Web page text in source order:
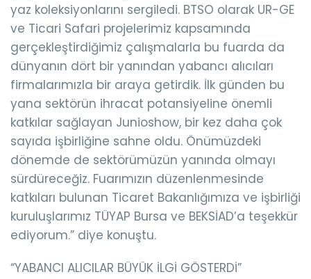
yaz koleksiyonlarını sergiledi. BTSO olarak UR-GE
ve Ticari Safari projelerimiz kapsamında
gerçekleştirdiğimiz çalışmalarla bu fuarda da
dünyanın dört bir yanından yabancı alıcıları
firmalarımızla bir araya getirdik. İlk günden bu
yana sektörün ihracat potansiyeline önemli
katkılar sağlayan Junioshow, bir kez daha çok
sayıda işbirliğine sahne oldu. Önümüzdeki
dönemde de sektörümüzün yanında olmayı
sürdüreceğiz. Fuarımızın düzenlenmesinde
katkıları bulunan Ticaret Bakanlığımıza ve işbirliği
kuruluşlarımız TÜYAP Bursa ve BEKSİAD’a teşekkür
ediyorum.” diye konuştu.
“YABANCI ALICILAR BÜYÜK İLGİ GÖSTERDİ”